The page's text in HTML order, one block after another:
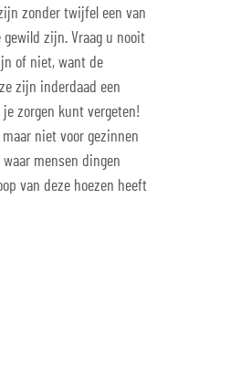
zonder twijfel een van
zijn. Vraag u nooit
of niet, want de
zijn inderdaad een
zorgen kunt vergeten!
niet voor gezinnen
mensen dingen
van deze hoezen heeft